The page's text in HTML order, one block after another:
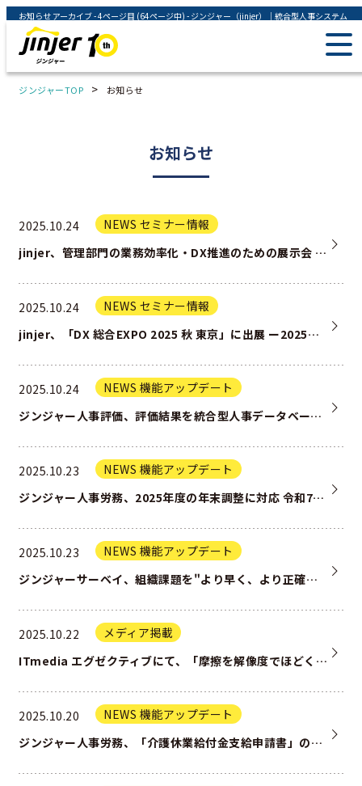
お知らせ アーカイブ - 4ページ目 (64ページ中) - ジンジャー（jinjer）｜統合型人事システム
ジンジャーTOP > お知らせ
お知らせ
2025.10.24
NEWS セミナー情報
jinjer、管理部門の業務効率化・DX推進のための展示会 「第3回 バックオフィスDXPO福岡'25」に出展 ー202…
2025.10.24
NEWS セミナー情報
jinjer、「DX 総合EXPO 2025 秋 東京」に出展 ー2025年10月29日(水)～31日(金) @幕張メッ…
2025.10.24
NEWS 機能アップデート
ジンジャー人事評価、評価結果を統合型人事データベース上へ蓄積可能に －評価結果に基づいた給与額への自動反映を実現ー
2025.10.23
NEWS 機能アップデート
ジンジャー人事労務、2025年度の年末調整に対応 令和7年度税制改正や各種控除証明書の電子化に伴う機能を実装
2025.10.23
NEWS 機能アップデート
ジンジャーサーベイ、組織課題を"より早く、より正確に"可視化する 「組織診断パルス機能」を提供開始
2025.10.22
メディア掲載
ITmedia エグゼクティブにて、「摩擦を解像度でほどく―jinjerに学ぶBizOpsの現場知」をテーマにjinje…
2025.10.20
NEWS 機能アップデート
ジンジャー人事労務、「介護休業給付金支給申請書」の電子申請に対応 ー ジンジャー上の給与・人事情報と自動連携し、書類作成…